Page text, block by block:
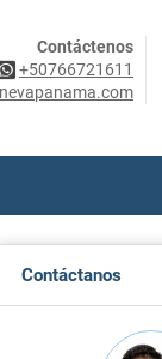
Contáctenos
+50766721611
Contáctanos